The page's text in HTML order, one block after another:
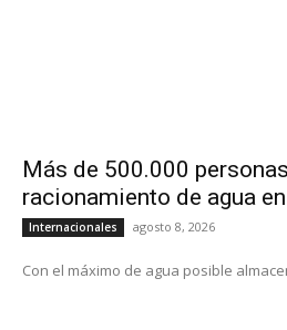
Más de 500.000
racionamiento de agua
Internacionales agosto 8, 2026
Con el máximo de agua posible